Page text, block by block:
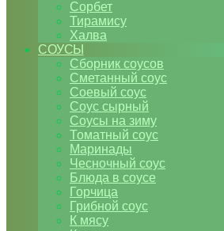
Сорбет
Тирамису
Халва
СОУСЫ
Сборник соусов
Сметанный соус
Соевый соус
Соус сырный
Соусы на зиму
Томатный соус
Маринады
Чесночный соус
Блюда в соусе
Горчица
Грибной соус
К мясу